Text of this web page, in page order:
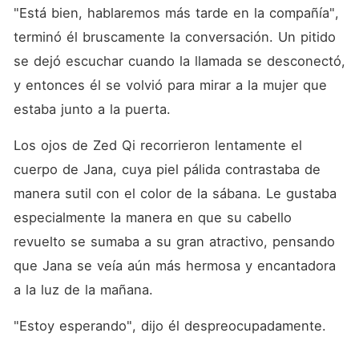
"Está bien, hablaremos más tarde en la compañía",
terminó él bruscamente la conversación. Un pitido
se dejó escuchar cuando la llamada se desconectó,
y entonces él se volvió para mirar a la mujer que
estaba junto a la puerta.
Los ojos de Zed Qi recorrieron lentamente el
cuerpo de Jana, cuya piel pálida contrastaba de
manera sutil con el color de la sábana. Le gustaba
especialmente la manera en que su cabello
revuelto se sumaba a su gran atractivo, pensando
que Jana se veía aún más hermosa y encantadora
a la luz de la mañana.
"Estoy esperando", dijo él despreocupadamente.